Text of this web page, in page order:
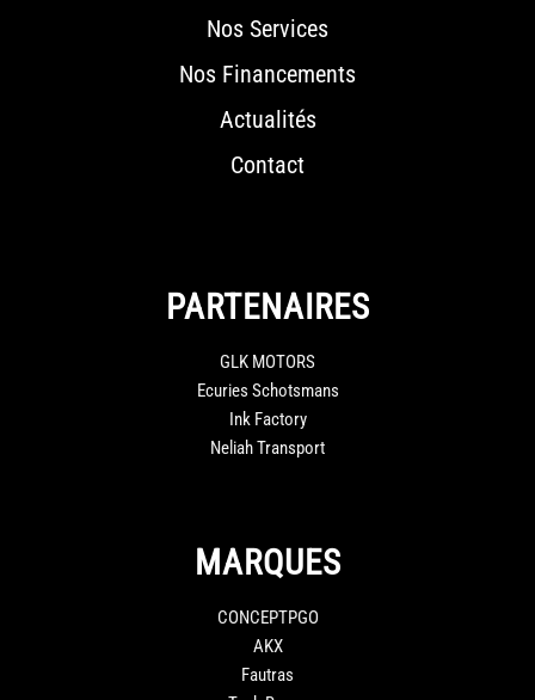
Nos Services
Nos Financements
Actualités
Contact
PARTENAIRES
GLK MOTORS
Ecuries Schotsmans
Ink Factory
Neliah Transport
MARQUES
CONCEPTPGO
AKX
Fautras